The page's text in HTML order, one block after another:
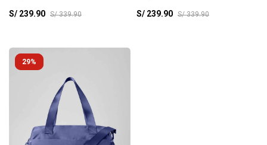
S/ 239.90 S/ 339.90 S/ 239.90 S/ 339.90
29